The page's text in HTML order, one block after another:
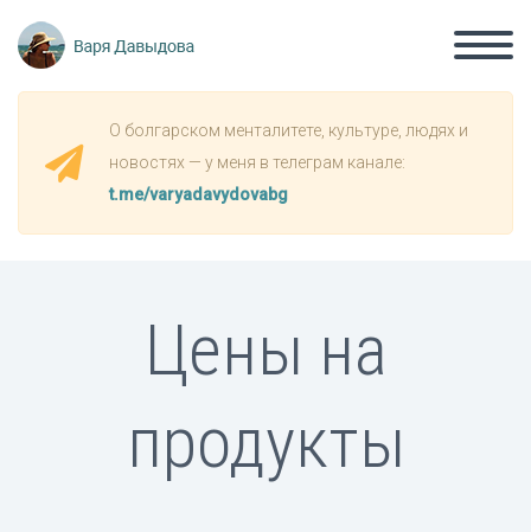
О болгарском менталитете, культуре, людях и
новостях — у меня в телеграм канале:
t.me/varyadavydovabg
Цены на
продукты